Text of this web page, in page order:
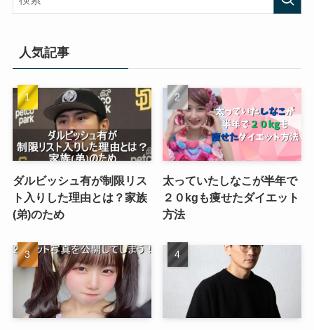
人気記事
ダルビッシュ有が制限リス
ト入りした理由とは？家族
(弟)のため
太っていたしなこが半年で
２０kgも痩せたダイエット
方法